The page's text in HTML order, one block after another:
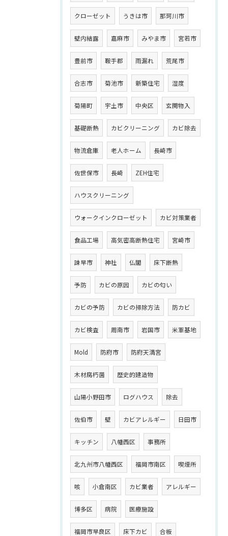
クローゼット うきは市 那珂川市
壁内結露 嘉麻市 みやま市 宮若市
豊前市 鞍手郡 雨漏れ 荒尾市
合志市 菊池市 新築住宅 湿度
菊陽町 宇土市 中央区 玄関物入
基礎断熱 カビクリーニング カビ除去
物流倉庫 老人ホーム 長崎市
佐世保市 長崎 ZEH住宅
ハウスクリーニング
ウォークインクローゼット カビ対策業者
食品工場 高気密高断熱住宅 宮崎市
諫早市 神社 仏閣 床下断熱
予防 カビの原因 カビの匂い
カビの予防 カビの掃除方法 防カビ
カビ検査 周南市 岩国市 米軍基地
Mold 防府市 防府天満宮
木材腐朽菌 歴史的建造物
山陽小野田市 ログハウス 除去
佐伯市 壁 カビアレルギー 日田市
キッチン 八幡西区 事務所
北九州市八幡西区 福岡市南区 喫煙所
咳 小倉南区 カビ業者 アレルギー
博多区 病院 医療施設
福岡市早良区 床下カビ 合板